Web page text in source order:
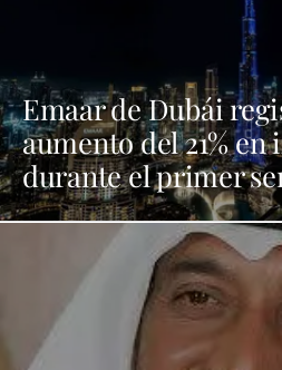
Emaar de Dubái
aumento del 21% en
durante el primer